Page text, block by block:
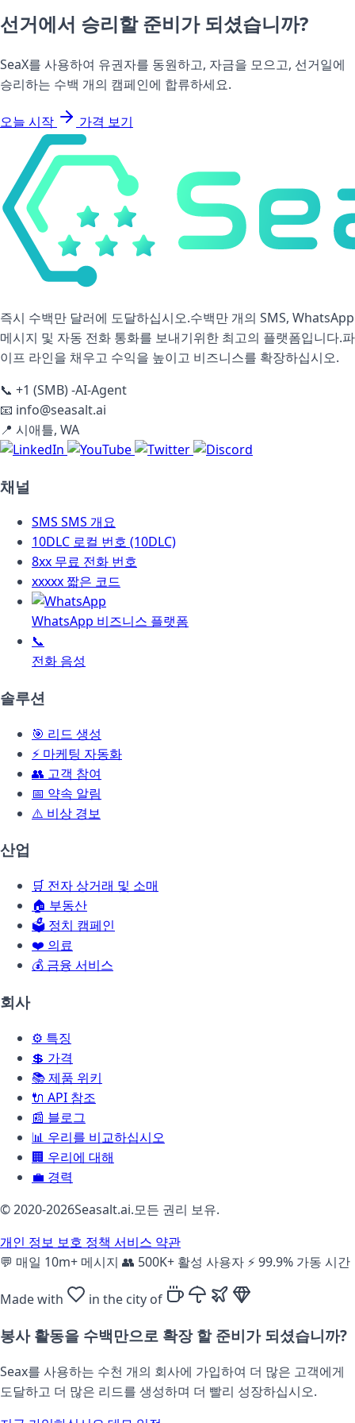
선거에서 승리할 준비가 되셨습니까?
SeaX를 사용하여 유권자를 동원하고, 자금을 모으고, 선거일에
승리하는 수백 개의 캠페인에 합류하세요.
오늘 시작 가격 보기
즉시 수백만 달러에 도달하십시오.수백만 개의 SMS, WhatsApp
메시지 및 자동 전화 통화를 보내기위한 최고의 플랫폼입니다.파
이프 라인을 채우고 수익을 높이고 비즈니스를 확장하십시오.
📞 +1 (SMB) -AI-Agent
📧 info@seasalt.ai
📍 시애틀, WA
채널
SMS SMS 개요
10DLC 로컬 번호 (10DLC)
8xx 무료 전화 번호
xxxxx 짧은 코드
WhatsApp 비즈니스 플랫폼
📞
전화 음성
솔루션
🎯 리드 생성
⚡ 마케팅 자동화
👥 고객 참여
📅 약속 알림
⚠️ 비상 경보
산업
🛒 전자 상거래 및 소매
🏠 부동산
🗳️ 정치 캠페인
❤️ 의료
💰 금융 서비스
회사
⚙️ 특징
💲 가격
📚제품 위키
🔌 API 참조
📰 블로그
📊 우리를 비교하십시오
🏢 우리에 대해
💼 경력
© 2020-2026Seasalt.ai.모든 권리 보유.
개인 정보 보호 정책 서비스 약관
💬 매일 10m+ 메시지 👥 500K+ 활성 사용자 ⚡99.9% 가동 시간
Made with in the city of
봉사 활동을 수백만으로 확장 할 준비가 되셨습니까?
Seax를 사용하는 수천 개의 회사에 가입하여 더 많은 고객에게
도달하고 더 많은 리드를 생성하며 더 빨리 성장하십시오.